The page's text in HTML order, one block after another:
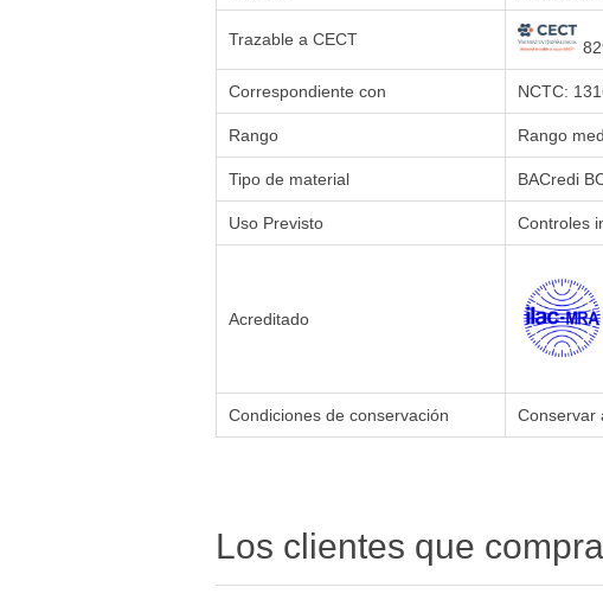
Trazable a CECT
Correspondiente con NCTC:
Rango Rango
Tipo de material BACredi
Uso Previsto Controles
Acreditado
Condiciones de conservación Conservar
Los clientes que